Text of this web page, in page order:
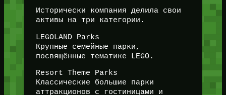
Исторически компания делила свои
активы на три категории.
LEGOLAND Parks
Крупные семейные парки,
посвящённые тематике LEGO.
Resort Theme Parks
Классические большие парки
аттракционов с гостиницами и